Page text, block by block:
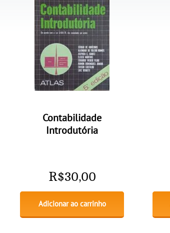
Contabilidade
Introdutória
R$30,00
Adicionar ao carrinho